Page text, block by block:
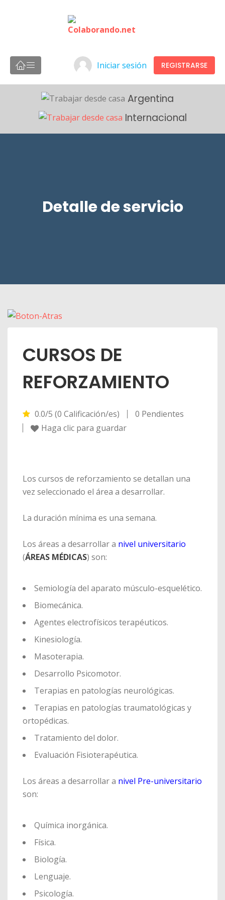
Iniciar sesión REGISTRARSE
Argentina
Internacional
Detalle de servicio
CURSOS DE
REFORZAMIENTO
0.0/5 (0 Calificación/es)
0 Pendientes
Haga clic para guardar
Los cursos de reforzamiento se detallan una
vez seleccionado el área a desarrollar.
La duración mínima es una semana.
Los áreas a desarrollar a nivel universitario
(ÁREAS MÉDICAS) son:
Semiología del aparato músculo-esquelético.
Biomecánica.
Agentes electrofísicos terapéuticos.
Kinesiología.
Masoterapia.
Desarrollo Psicomotor.
Terapias en patologías neurológicas.
Terapias en patologías traumatológicas y
ortopédicas.
Tratamiento del dolor.
Evaluación Fisioterapéutica.
Los áreas a desarrollar a nivel Pre-universitario
son:
Química inorgánica.
Física.
Biología.
Lenguaje.
Psicología.